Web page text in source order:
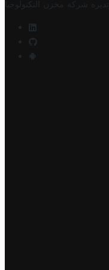
شركة مخزن التكنولوجيا